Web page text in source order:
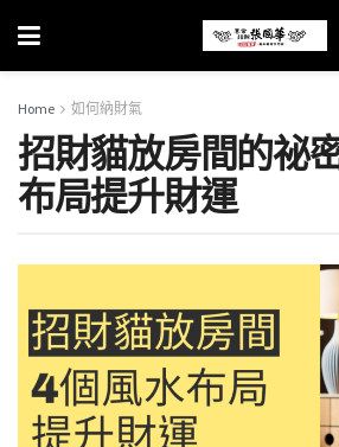
Home 如何納財氣
招財貓放房間的祕
布局提升財運